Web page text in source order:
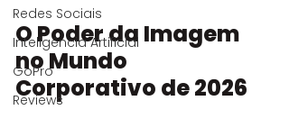
Redes Sociais
Inteligência Artificial
GoPro
Reviews
O Poder da Imagem
no Mundo
Corporativo de 2026